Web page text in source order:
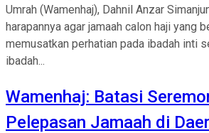
Umrah (Wamenhaj), Dahnil Anzar
harapannya agar jamaah calon haji yang
memusatkan perhatian pada ibadah inti
ibadah...
Wamenhaj: Batasi
Pelepasan Jamaah di